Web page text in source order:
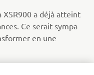
a déjà atteint
Ce serait sympa
en une